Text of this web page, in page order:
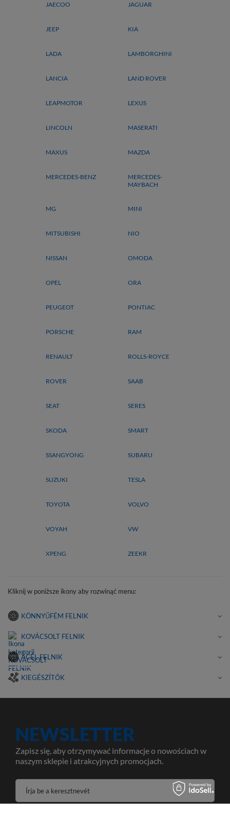
JAECOO JAGUAR
JEEP KIA
LADA LAMBORGHINI
LANCIA LAND ROVER
LEAPMOTOR LEXUS
LINCOLN MASERATI
MAXUS MAZDA
MERCEDES-BENZ
MERCEDES-
MAYBACH
MG MINI
MITSUBISHI NIO
NISSAN OMODA
OPEL ORA
PEUGEOT PONTIAC
PORSCHE RAM
RENAULT ROLLS-ROYCE
ROVER SAAB
SEAT SERES
SKODA SMART
SSANGYONG SUBARU
SUZUKI TESLA
TOYOTA VOLVO
VOYAH VW
XPENG ZEEKR
Kliknij w poniższe ikony aby rozwinąć menu:
KÖNNYŰFÉM FELNIK
KOVÁCSOLT FELNIK
ACÉL FELNIK
KIEGÉSZÍTŐK
NEWSLETTER
Zapisz się, aby otrzymywać informacje o nowościach w
naszym sklepie i atrakcyjnych promocjach.
Írja be a keresztnevét